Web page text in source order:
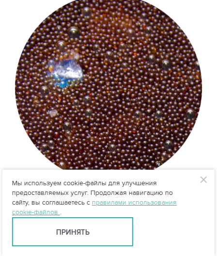
Мы используем cookie-файлы для улучшения
предоставляемых услуг. Продолжая навигацию по
сайту, вы соглашаетесь с правилами использования
cookie-файлов .
ПРИНЯТЬ